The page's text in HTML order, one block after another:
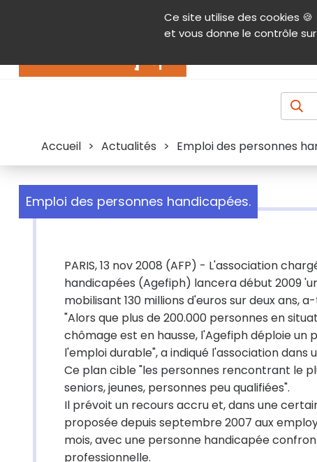
Ce site utilise des cookies 🍪
et vous donne le contrôle
Contenu Aide et accessibilité Menu
Accueil > Actualités > Emploi des personnes
Emploi des personnes handicapées.
PARIS, 13 nov 2008 (AFP) - L'association
handicapées (Agefiph) lancera début 2009
mobilisant 130 millions d'euros sur deux ans,
"Alors que plus de 200.000 personnes en
chômage est en hausse, l'Agefiph déploie
l'emploi durable", a indiqué l'association dans
Ce plan cible "les personnes rencontrant le
seniors, jeunes, personnes peu qualifiées".
Il prévoit un recours accru et, dans une
proposée depuis septembre 2007 aux
mois, avec une personne handicapée
professionnelle.